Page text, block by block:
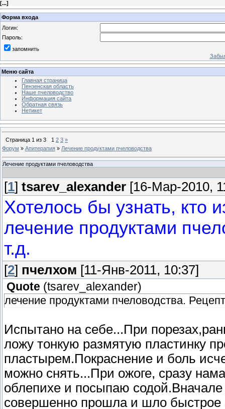
[...]
Форма входа
Логин:
Пароль:
запомнить
Меню сайта
Главная страница
Пензенская область
Наше пчеловодство
Информация сайта
Обратная связь
Нетикет
Страница 1 из 3 1 2 3 »
Форум » Апитерапия » Лечение продуктами пчеловодства
Лечение продуктами пчеловодства
[1] tsarev_alexander [16-Мар-2010,
Хотелось бы узнать, кто
лечение продуктами
т.д.
[2] пчелхом [11-Янв-2011, 10:37]
Quote (tsarev_alexander)
лечение продуктами пчеловодства.
Испытано на себе...При
ложу тонкую размятую пластинку
пластырем.Покраснение и боль
можно снять...При ожоге, сразу
облепихе и посыпаю
совершенно прошла и шло быстрое